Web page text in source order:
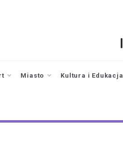
Miasto Kultura i Edukacja